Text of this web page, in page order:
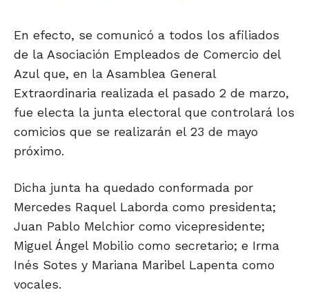
En efecto, se comunicó a todos los afiliados
de la Asociación Empleados de Comercio del
Azul que, en la Asamblea General
Extraordinaria realizada el pasado 2 de marzo,
fue electa la junta electoral que controlará los
comicios que se realizarán el 23 de mayo
próximo.
Dicha junta ha quedado conformada por
Mercedes Raquel Laborda como presidenta;
Juan Pablo Melchior como vicepresidente;
Miguel Ángel Mobilio como secretario; e Irma
Inés Sotes y Mariana Maribel Lapenta como
vocales.